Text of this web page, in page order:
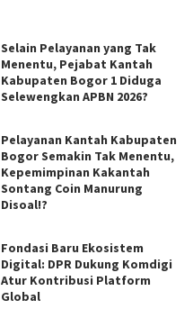
Selain Pelayanan yang Tak
Menentu, Pejabat Kantah
Kabupaten Bogor 1 Diduga
Selewengkan APBN 2026?
Pelayanan Kantah Kabupaten
Bogor Semakin Tak Menentu,
Kepemimpinan Kakantah
Sontang Coin Manurung
Disoal!?
Fondasi Baru Ekosistem
Digital: DPR Dukung Komdigi
Atur Kontribusi Platform
Global